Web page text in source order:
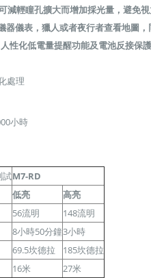
減輕瞳孔擴大而增加採光量，避免
儀表，獵人或者夜行者查看地圖，
性化低電量提醒功能及電池反接保
處理
小時
試M7-RD
低亮
高亮
56流明
148流明
8小時50分鐘3小時
69.5坎德拉
185坎德拉
16米
27米